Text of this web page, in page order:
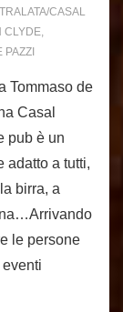
CASAL
CLYDE,
Tommaso de
Casal
pub è un
adatto a tutti,
birra, a
le persone